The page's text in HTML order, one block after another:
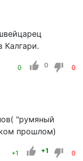
Калгари.
0 0 0
"румяный
прошлом)
+1 +1 0